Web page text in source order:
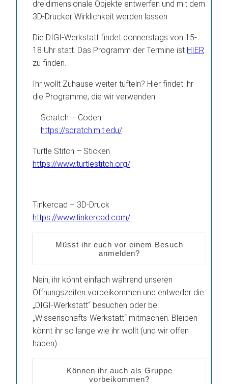
dreidimensionale Objekte entwerfen und mit dem
3D-Drucker Wirklichkeit werden lassen.
Die DIGI-Werkstatt findet donnerstags von 15-
18 Uhr statt. Das Programm der Termine ist HIER
zu finden.
Ihr wollt Zuhause weiter tüfteln? Hier findet ihr
die Programme, die wir verwenden:
Scratch – Coden
https://scratch.mit.edu/
Turtle Stitch – Sticken
https://www.turtlestitch.org/
Tinkercad – 3D-Druck
https://www.tinkercad.com/
Müsst ihr euch vor einem Besuch
anmelden?
Nein, ihr könnt einfach während unseren
Öffnungszeiten vorbeikommen und entweder die
„DIGI-Werkstatt“ besuchen oder bei
„Wissenschafts-Werkstatt“ mitmachen. Bleiben
könnt ihr so lange wie ihr wollt (und wir offen
haben).
Können ihr auch als Gruppe
vorbeikommen?